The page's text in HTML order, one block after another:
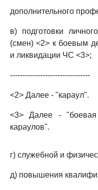
дополнительного
в) подготовки
(смен) <2> к боевым
и ликвидации ЧС <3>;
--------------------------------
<2> Далее - "караул".
<3> Далее - "боевая
караулов".
г) служебной и
д) повышения